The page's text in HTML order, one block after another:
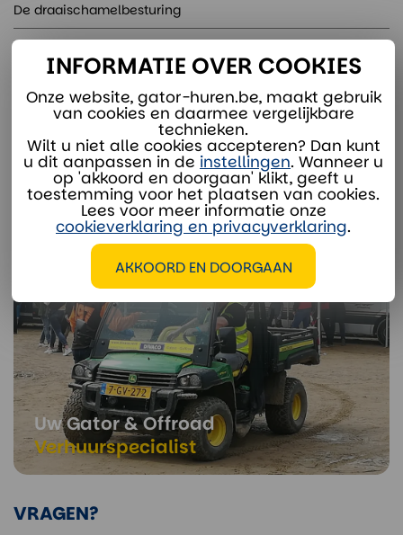
De draaischamelbesturing
Onze verhuurspecialisten staan voor je klaar:
verhuur@divaco.com
Whatsapp
Uw Gator & Offroad
Verhuurspecialist
VRAGEN?
INFORMATIE OVER COOKIES
Onze website, gator-huren.be, maakt gebruik
van cookies en daarmee vergelijkbare
technieken.
Wilt u niet alle cookies accepteren? Dan kunt
u dit aanpassen in de instellingen. Wanneer u
op 'akkoord en doorgaan' klikt, geeft u
toestemming voor het plaatsen van cookies.
Lees voor meer informatie onze
cookieverklaring en privacyverklaring.
AKKOORD EN DOORGAAN